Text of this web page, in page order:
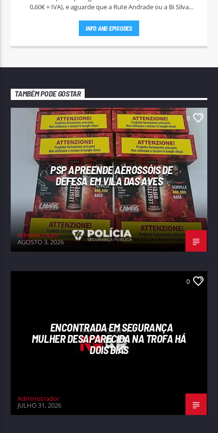
0,60€ + IVA), e aguarde que a Rute Andrade ou a Bi Silva
INFO AND EPISODES
TAMBÉM PODE GOSTAR
0
PSP APREENDE AEROSSÓIS DE
DEFESA EM VILA DAS AVES
Administrador
AGOSTO 3, 2026
0
ENCONTRADA EM SEGURANÇA
MULHER DESAPARECIDA NA TROFA HÁ
DOIS DIAS
Administrador
JULHO 31, 2026